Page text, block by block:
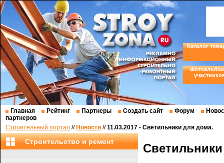
Каталог
Главная Рейтинг Партнеры Создать сайт Форум
партнеров
Строительный портал // Новости //11.03.2017 - Светильники для дома.
Строительство и ремонт